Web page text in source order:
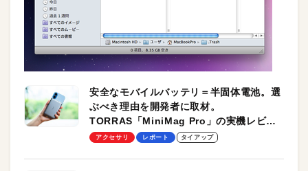
安全なモバイルバッテリ＝半固体電池。選
ぶべき理由を開発者に取材。
TORRAS「MiniMag Pro」の実機レビュ
ーも
アクセサリ レポート タイアップ